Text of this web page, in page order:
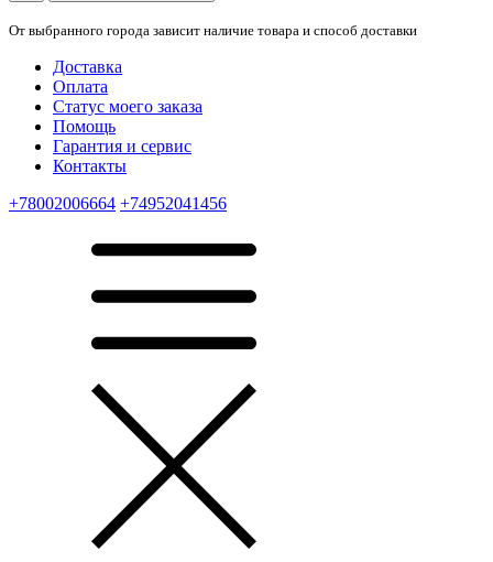
От выбранного города зависит наличие товара и способ доставки
Доставка
Оплата
Статус моего заказа
Помощь
Гарантия и сервис
Контакты
+78002006664 +74952041456